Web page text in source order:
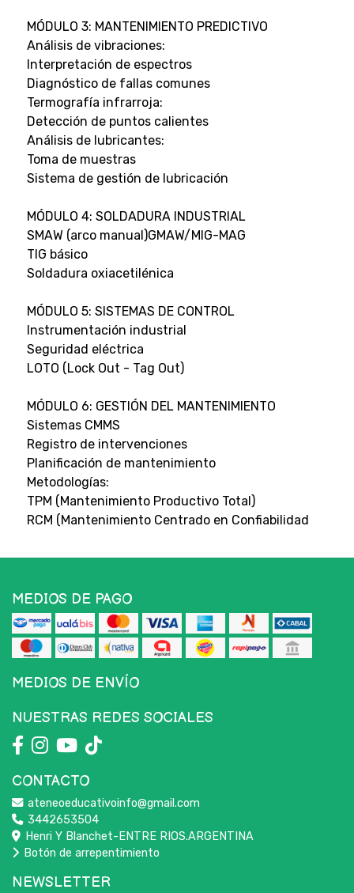
MÓDULO 3: MANTENIMIENTO PREDICTIVO
Análisis de vibraciones:
Interpretación de espectros
Diagnóstico de fallas comunes
Termografía infrarroja:
Detección de puntos calientes
Análisis de lubricantes:
Toma de muestras
Sistema de gestión de lubricación
MÓDULO 4: SOLDADURA INDUSTRIAL
SMAW (arco manual)GMAW/MIG-MAG
TIG básico
Soldadura oxiacetilénica
MÓDULO 5: SISTEMAS DE CONTROL
Instrumentación industrial
Seguridad eléctrica
LOTO (Lock Out - Tag Out)
MÓDULO 6: GESTIÓN DEL MANTENIMIENTO
Sistemas CMMS
Registro de intervenciones
Planificación de mantenimiento
Metodologías:
TPM (Mantenimiento Productivo Total)
RCM (Mantenimiento Centrado en Confiabilidad
MEDIOS DE PAGO
MEDIOS DE ENVÍO
NUESTRAS REDES SOCIALES
CONTACTO
ateneoeducativoinfo@gmail.com
3442653504
Henri Y Blanchet-ENTRE RIOS.ARGENTINA
Botón de arrepentimiento
NEWSLETTER